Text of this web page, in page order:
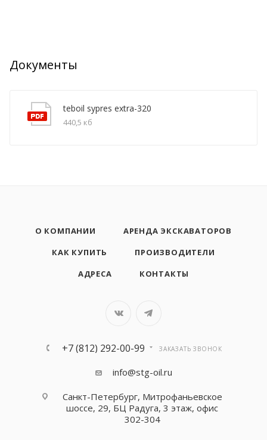
Документы
teboil sypres extra-320
440,5 кб
О КОМПАНИИ
АРЕНДА ЭКСКАВАТОРОВ
КАК КУПИТЬ
ПРОИЗВОДИТЕЛИ
АДРЕСА
КОНТАКТЫ
+7 (812) 292-00-99 ЗАКАЗАТЬ ЗВОНОК
info@stg-oil.ru
Санкт-Петербург, Митрофаньевское
шоссе, 29, БЦ Радуга, 3 этаж, офис
302-304